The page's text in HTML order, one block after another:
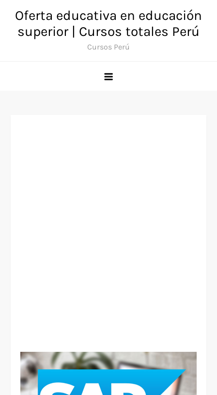
contenido
Oferta educativa en educación
superior | Cursos totales Perú
Cursos Perú